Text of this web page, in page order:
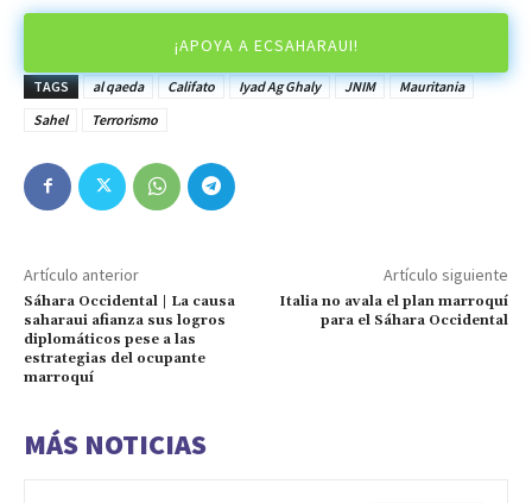
¡APOYA A ECSAHARAUI!
TAGS al qaeda Califato Iyad Ag Ghaly JNIM
Mauritania
Sahel
Terrorismo
Artículo anterior
Sáhara Occidental | La causa
saharaui afianza sus logros
diplomáticos pese a las
estrategias del ocupante
marroquí
Artículo siguiente
Italia no avala el plan marroquí
para el Sáhara Occidental
MÁS NOTICIAS